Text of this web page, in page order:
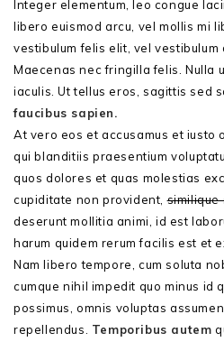
Integer elementum, leo congue
libero euismod arcu, vel mollis mi
vestibulum felis elit, vel vestibulum
Maecenas nec fringilla felis. Nulla
iaculis. Ut tellus eros, sagittis sed
faucibus sapien.
At vero eos et accusamus et iusto
qui blanditiis praesentium
quos dolores et quas molestias
cupiditate non provident,similique
deserunt mollitia animi, id est
harum quidem rerum facilis est et
Nam libero tempore, cum soluta
cumque nihil impedit quo minus id
possimus, omnis voluptas
repellendus. Temporibus autem